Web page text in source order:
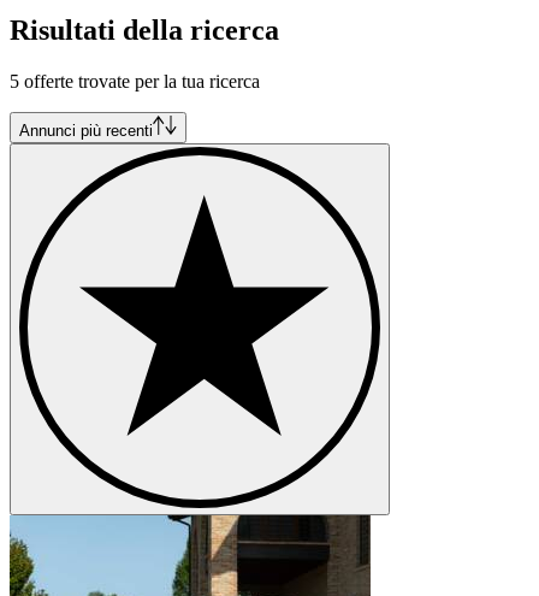
Risultati della ricerca
5 offerte trovate per la tua ricerca
Annunci più recenti